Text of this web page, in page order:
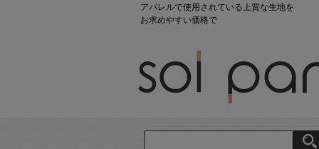
アパレルで使用されている上質な生地を
お求めやすい価格で